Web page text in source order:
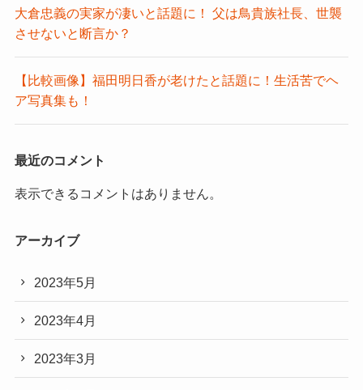
大倉忠義の実家が凄いと話題に！ 父は鳥貴族社長、世襲
させないと断言か？
【比較画像】福田明日香が老けたと話題に！生活苦でヘ
ア写真集も！
最近のコメント
表示できるコメントはありません。
アーカイブ
2023年5月
2023年4月
2023年3月